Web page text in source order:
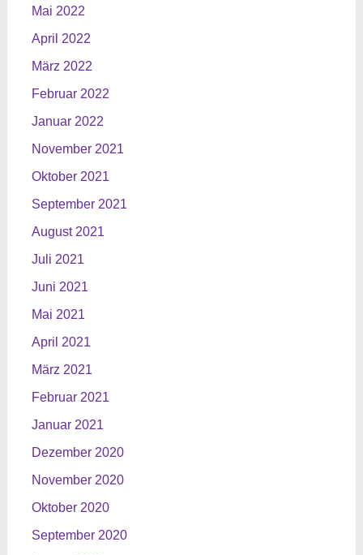
Mai 2022
April 2022
März 2022
Februar 2022
Januar 2022
November 2021
Oktober 2021
September 2021
August 2021
Juli 2021
Juni 2021
Mai 2021
April 2021
März 2021
Februar 2021
Januar 2021
Dezember 2020
November 2020
Oktober 2020
September 2020